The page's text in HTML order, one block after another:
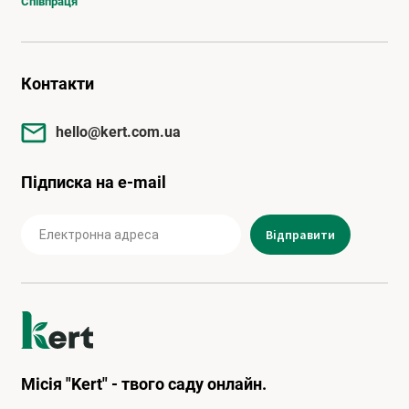
Контакти
hello@kert.com.ua
Підписка на e-mail
Місія "Kert" - твого саду онлайн.